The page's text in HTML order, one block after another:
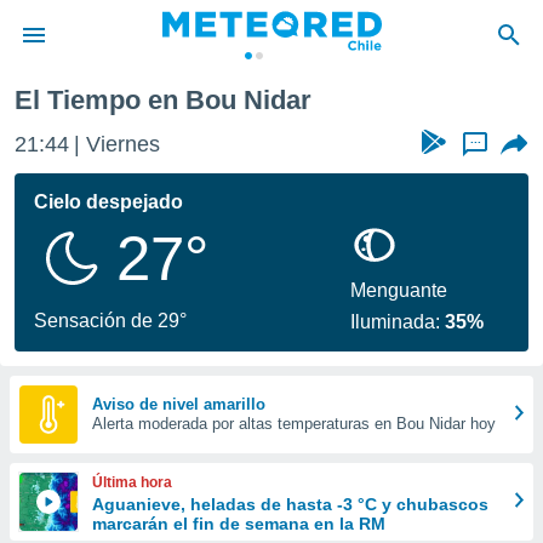
de
por
se
calidad.
a este
las
y
forma
digital
basada
El Tiempo en Bou Nidar
21:44 Viernes ...
Cielo despejado
27°
Sensación de 29°
Menguante
Iluminada:35%
Aviso de nivel amarillo
Alerta moderada por altas temperaturas en Bou Nidar hoy
Última hora
Aguanieve, heladas de hasta -3 °C y chubascos
marcarán el fin de semana en la RM